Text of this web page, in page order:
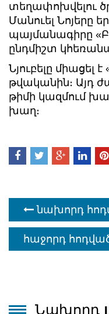
տեղափոխվելու
Մանուել Նոյերը
պայմանագիրը
ընդմիշտ
Նյուբելը միացել
թվականին։ Այդ
թիմի կազմում
խաղ։
նախորդ
հաջորդ
Նախորդ